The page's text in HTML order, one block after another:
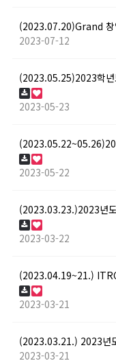
(2023.07.20)Grand 창
2023-07-12
(2023.05.25)2023학년
2023-05-23
2023-05-22
(2023.03.23.)2023년
2023-03-22
(2023.04.19~21.)
2023-03-21
(2023.03.21.) 2023년
2023-03-21